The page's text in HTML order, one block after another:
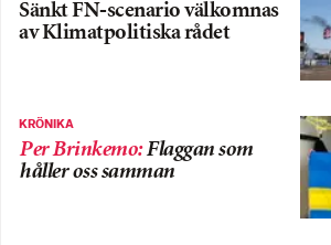
Sänkt FN-scenario välkomnas
av Klimatpolitiska rådet
KRÖNIKA
Per Brinkemo:Flaggan som
håller oss samman